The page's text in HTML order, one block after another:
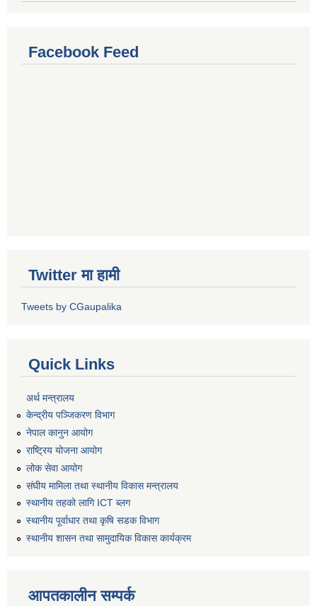
Facebook Feed
Twitter मा हामी
Tweets by CGaupalika
Quick Links
अर्थ मन्त्रालय
केन्द्रीय पञ्जिकरण विभाग
नेपाल कानुन आयोग
राष्ट्रिय योजना आयोग
लोक सेवा आयोग
संघीय मामिला तथा स्थानीय विकास मन्त्रालय
स्थानीय तहको लागि ICT ब्लग
स्थानीय पूर्वाधार तथा कृषि सडक विभाग
स्थानीय शासन तथा सामुदायिक विकास कार्यक्रम
आपतकालीन सम्पर्क